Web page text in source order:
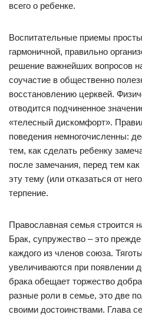
всего о ребенке.
Воспитательные приемы
гармоничной, правильно
решение важнейших вопросов
соучастие в общественно
восстановлению церквей.
отводится подчиненное
«телесный дискомфорт».
поведения немногочисленны:
тем, как сделать ребенку
после замечания, перед тем
эту тему (или отказаться от
терпение.
Православная семья строится
Брак, супружество – это
каждого из членов союза.
увеличиваются при появлении
брака обещает торжество
разные роли в семье, это две
своими достоинствами. Глава